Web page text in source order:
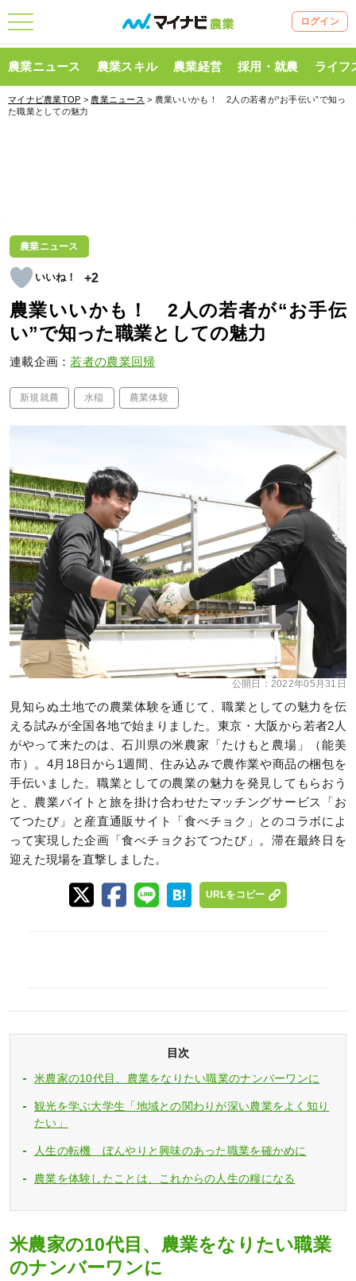
ログイン
農業ニュース 農業スキル 農業経営 採用・就農 ライフ
マイナビ農業TOP > 農業ニュース > 農業いいかも！ 2人の若者が“お手伝い”で知っ
た職業としての魅力
農業ニュース
+2
農業いいかも！ 2人の若者が“お手伝
い”で知った職業としての魅力
連載企画： 若者の農業回帰
新規就農 水稲 農業体験
公開日： 2022年05月31日
見知らぬ土地での農業体験を通じて、職業としての魅力を伝
える試みが全国各地で始まりました。東京・大阪から若者2人
がやって来たのは、石川県の米農家「たけもと農場」（能美
市）。4月18日から1週間、住み込みで農作業や商品の梱包を
手伝いました。職業としての農業の魅力を発見してもらおう
と、農業バイトと旅を掛け合わせたマッチングサービス「お
てつたび」と産直通販サイト「食べチョク」とのコラボによ
って実現した企画「食べチョクおてつたび」。滞在最終日を
迎えた現場を直撃しました。
URLをコピー
目次
米農家の10代目、農業をなりたい職業のナンバーワンに
観光を学ぶ大学生「地域との関わりが深い農業をよく知り
たい」
人生の転機 ぼんやりと興味のあった職業を確かめに
農業を体験したことは、これからの人生の糧になる
米農家の10代目、農業をなりたい職業
のナンバーワンに